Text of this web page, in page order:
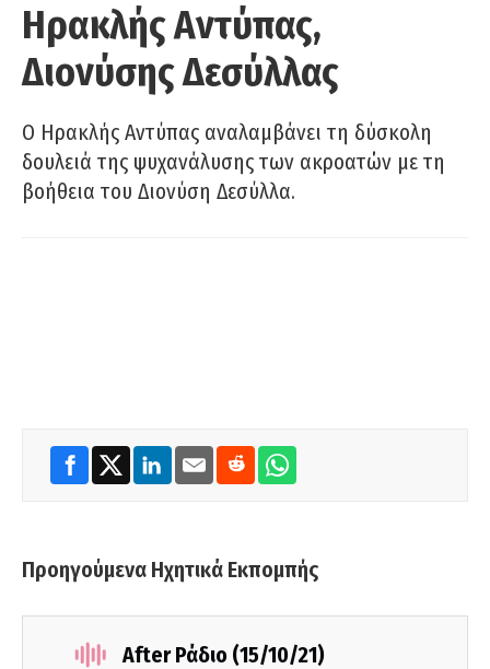
Ηρακλής Αντύπας,
Διονύσης Δεσύλλας
Ο Ηρακλής Αντύπας αναλαμβάνει τη δύσκολη
δουλειά της ψυχανάλυσης των ακροατών με τη
βοήθεια του Διονύση Δεσύλλα.
Προηγούμενα Ηχητικά Εκπομπής
After Ράδιο (15/10/21)